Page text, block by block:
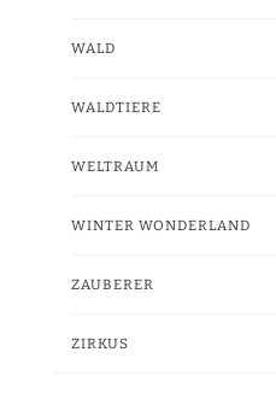
WALD
WALDTIERE
WELTRAUM
WINTER WONDERLAND
ZAUBERER
ZIRKUS